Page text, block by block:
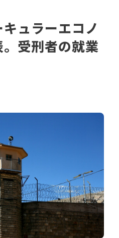
ュラーエコノ
受刑者の就業